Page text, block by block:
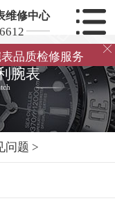
维修中心
品质检修服务

腕表
问题 >